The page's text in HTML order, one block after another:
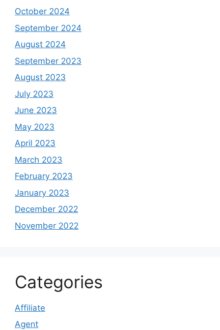
October 2024
September 2024
August 2024
September 2023
August 2023
July 2023
June 2023
May 2023
April 2023
March 2023
February 2023
January 2023
December 2022
November 2022
Categories
Affiliate
Agent